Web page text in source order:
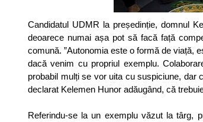
Candidatul UDMR la președinție, domnul
deoarece numai așa pot să facă față
comună. ”Autonomia este o formă de viață,
dacă venim cu propriul exemplu.
probabil mulți se vor uita cu suspiciune, dar
declarat Kelemen Hunor adăugând, că
Referindu-se la un exemplu văzut la târg,